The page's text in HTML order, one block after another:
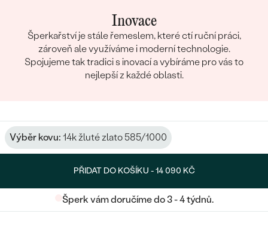
Inovace
Šperkařství je stále řemeslem, které ctí ruční práci,
zároveň ale využíváme i moderní technologie.
Spojujeme tak tradici s inovací a vybíráme pro vás to
nejlepší z každé oblasti.
Výběr kovu: 14k žluté zlato 585/1000
PŘIDAT DO KOŠÍKU -14 090 KČ
Šperk vám doručíme do 3 - 4 týdnů.